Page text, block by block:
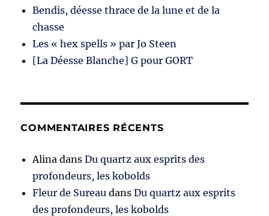
Bendis, déesse thrace de la lune et de la
chasse
Les « hex spells » par Jo Steen
[La Déesse Blanche] G pour GORT
COMMENTAIRES RÉCENTS
Alina dansDu quartz aux esprits des
profondeurs, les kobolds
Fleur de Sureau dansDu quartz aux esprits
des profondeurs, les kobolds